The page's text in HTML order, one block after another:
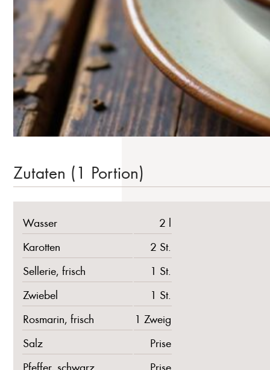
Zutaten (1 Portion)
Wasser
2 l
Karotten
2 St.
Sellerie, frisch
1 St.
Zwiebel
1 St.
Rosmarin, frisch
1 Zweig
Salz
Prise
Pfeffer, schwarz
Prise